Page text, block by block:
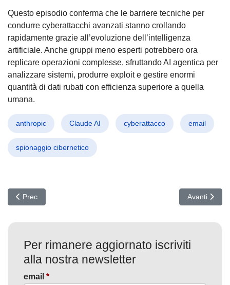
Questo episodio conferma che le barriere tecniche per
condurre cyberattacchi avanzati stanno crollando
rapidamente grazie all’evoluzione dell’intelligenza
artificiale. Anche gruppi meno esperti potrebbero ora
replicare operazioni complesse, sfruttando AI agentica per
analizzare sistemi, produrre exploit e gestire enormi
quantità di dati rubati con efficienza superiore a quella
umana.
anthropic Claude AI cyberattacco email
spionaggio cibernetico
Articolo precedente: GlassWorm torna all’attacco: Estensioni
Prec Articolo
Avanti
Per rimanere aggiornato iscriviti
alla nostra newsletter
email *